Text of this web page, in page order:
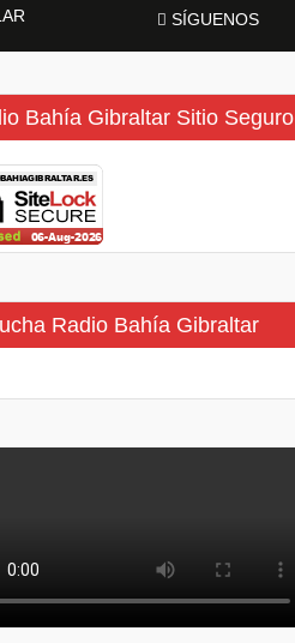
SÍGUENOS
Bahía Gibraltar Sitio Seguro
Radio Bahía Gibraltar